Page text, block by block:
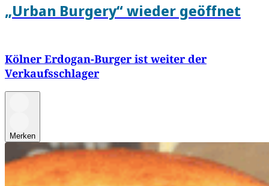
„Urban Burgery“ wieder geöffnet
Kölner Erdogan-Burger ist weiter der
Verkaufsschlager
Merken